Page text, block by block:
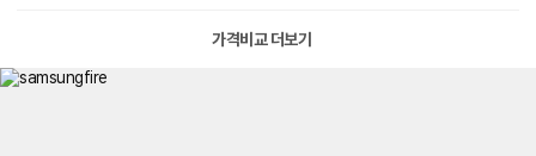
가격비교 더보기